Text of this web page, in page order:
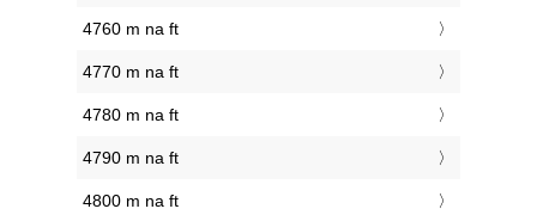
4760 m na ft
4770 m na ft
4780 m na ft
4790 m na ft
4800 m na ft